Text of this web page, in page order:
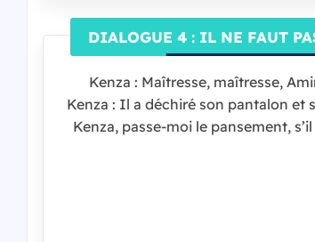
DIALOGUE 4 : IL NE FAUT
Kenza : Maîtresse, maîtresse,
Kenza : Il a déchiré son pantalon et
Kenza, passe-moi le pansement,